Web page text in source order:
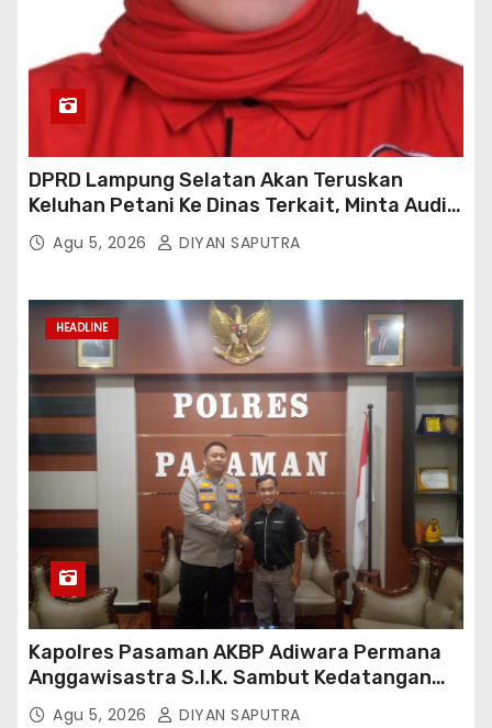
DPRD Lampung Selatan Akan Teruskan
Keluhan Petani Ke Dinas Terkait, Minta Audit
Penyaluran Pupuk Bersubsidi Di Desa Budi
Lestari
Agu 5, 2026 DIYAN SAPUTRA
HEADLINE
Kapolres Pasaman AKBP Adiwara Permana
Anggawisastra S.I.K. Sambut Kedatangan
Kepala Cakrawala Tv Sumatera Barat
Agu 5, 2026 DIYAN SAPUTRA